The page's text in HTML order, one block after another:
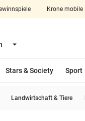
Krone mobile
Menü aufklappen
Stars & Society Sport
Landwirtschaft & Tiere